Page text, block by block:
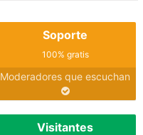
Soporte
100% gratis
Moderadores que escuchan
Visitantes